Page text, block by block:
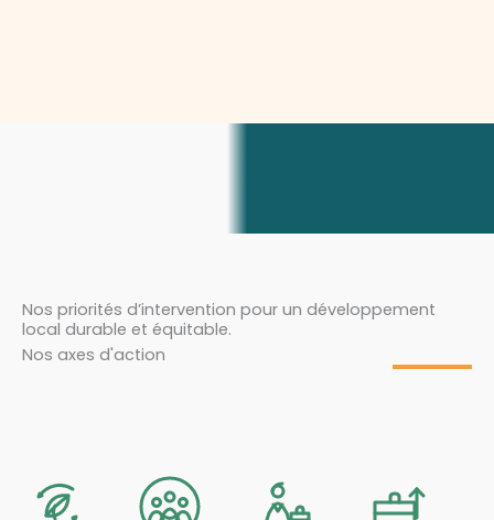
Nos priorités d’intervention pour un développement
local durable et équitable.
Nos axes d'action